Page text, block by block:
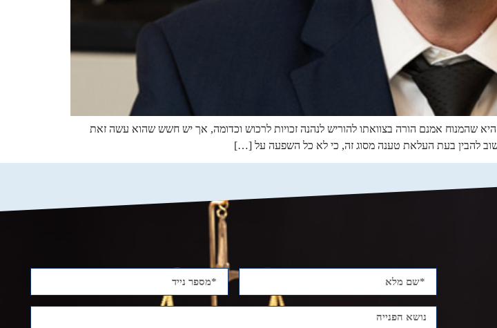
שהמנוח אמנם הורה בצוואתו להוריש לנהנה זכויות לרכוש וכדומה, אך יש חשש שהוא עשה זאת
להבין בעת העלאת טענה מסוג זה, כי לא כל השפעה על […]